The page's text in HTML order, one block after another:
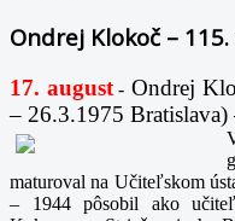
Ondrej Klokoč –
17. august- Ondrej
– 26.3.1975
maturoval na Učiteľskom
– 1944 pôsobil ako